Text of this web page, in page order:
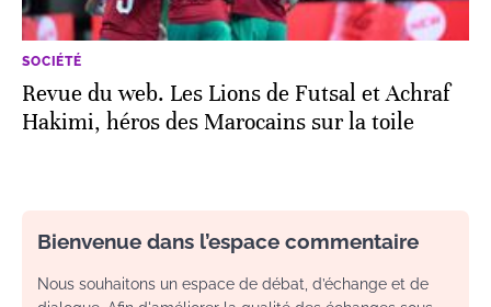
SOCIÉTÉ
Revue du web. Les Lions de Futsal et Achraf
Hakimi, héros des Marocains sur la toile
Bienvenue dans l’espace commentaire
Nous souhaitons un espace de débat, d’échange et de